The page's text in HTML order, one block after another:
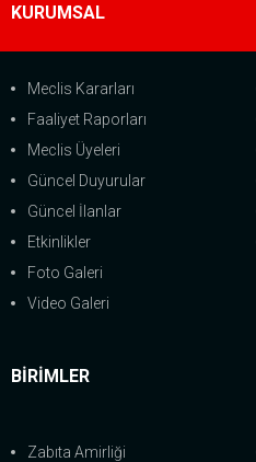
KURUMSAL
Meclis Kararları
Faaliyet Raporları
Meclis Üyeleri
Güncel Duyurular
Güncel İlanlar
Etkinlikler
Foto Galeri
Video Galeri
BİRİMLER
Zabıta Amirliği